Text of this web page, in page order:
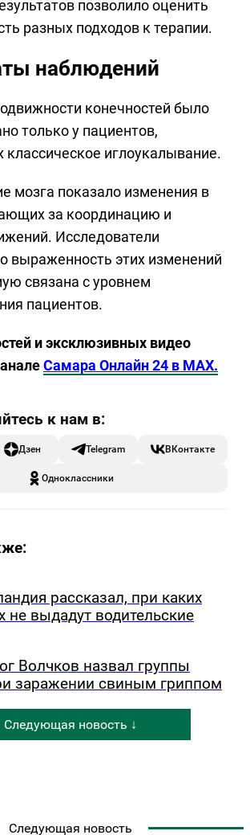
позволило оценить
разных подходов к терапии.
наблюдений
конечностей было
только у пациентов,
классическое иглоукалывание.
мозга показало изменения в
за координацию и
Исследователи
выраженность этих изменений
связана с уровнем
пациентов.
и эксклюзивных видео
Самара Онлайн 24 в MAX.
Дзен Telegram ВКонтакте
Одноклассники
рассказал, при каких
не выдадут водительские
Волчков назвал группы
заражении свиным гриппом
Следующая новость ↓
Следующая новость